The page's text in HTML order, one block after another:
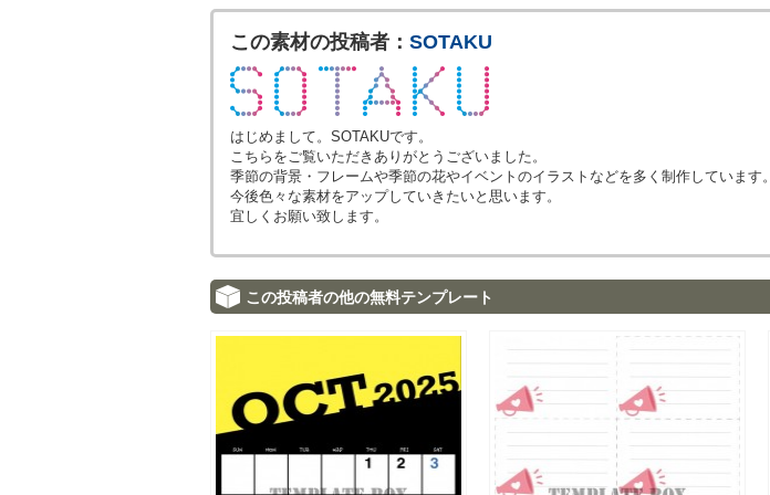
この素材の投稿者： SOTAKU
はじめまして。SOTAKUです。
こちらをご覧いただきありがとうございました。
季節の背景・フレームや季節の花やイベントのイラストなどを多く制作しています。
今後色々な素材をアップしていきたいと思います。
宜しくお願い致します。
この投稿者の他の無料テンプレート